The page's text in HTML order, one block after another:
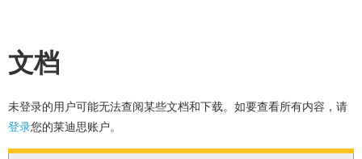
文档
未登录的用户可能无法查阅某些文档和下载。如要查看所有内容，请
登录您的莱迪思账户。